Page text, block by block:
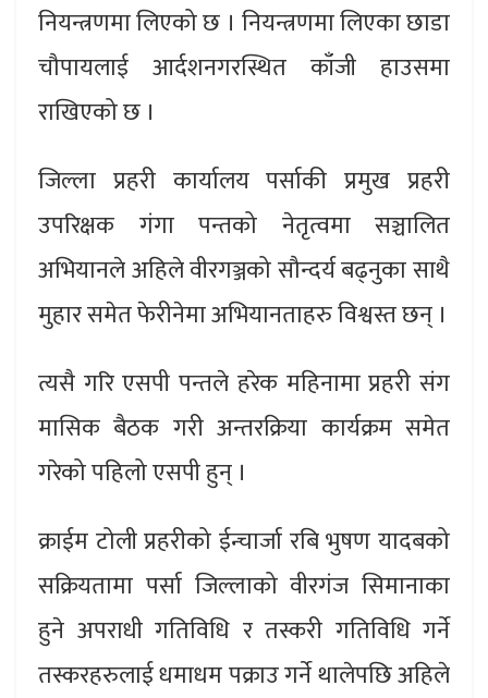
नियन्त्रणमा लिएको छ । नियन्त्रणमा लिएका छाडा
चौपायलाई आर्दशनगरस्थित काँजी हाउसमा
राखिएको छ ।
जिल्ला प्रहरी कार्यालय पर्साकी प्रमुख प्रहरी
उपरिक्षक गंगा पन्तको नेतृत्वमा सञ्चालित
अभियानले अहिले वीरगञ्जको सौन्दर्य बढ्नुका साथै
मुहार समेत फेरीनेमा अभियानताहरु विश्वस्त छन् ।
त्यसै गरि एसपी पन्तले हरेक महिनामा प्रहरी संग
मासिक बैठक गरी अन्तरक्रिया कार्यक्रम समेत
गरेको पहिलो एसपी हुन् ।
क्राईम टोली प्रहरीको ईन्चार्जा रबि भुषण यादबको
सक्रियतामा पर्सा जिल्लाको वीरगंज सिमानाका
हुने अपराधी गतिविधि र तस्करी गतिविधि गर्ने
तस्करहरुलाई धमाधम पक्राउ गर्ने थालेपछि अहिले